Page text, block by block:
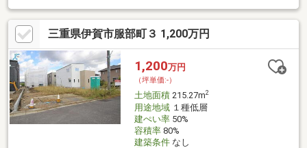
三重県伊賀市服部町３ 1,200万円
1,200万円
（坪単価:-）
土地面積215.27m2
用途地域１種低層
建ぺい率50%
容積率80%
建築条件なし